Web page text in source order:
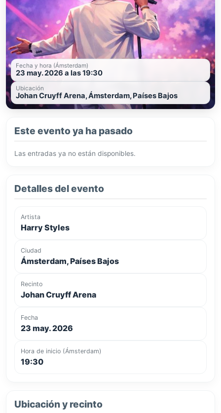
Fecha y hora (Ámsterdam)
23 may. 2026 a las 19:30
Ubicación
Johan Cruyff Arena, Ámsterdam, Países Bajos
Este evento ya ha pasado
Las entradas ya no están disponibles.
Detalles del evento
Artista
Harry Styles
Ciudad
Ámsterdam, Países Bajos
Recinto
Johan Cruyff Arena
Fecha
23 may. 2026
Hora de inicio (Ámsterdam)
19:30
Ubicación y recinto